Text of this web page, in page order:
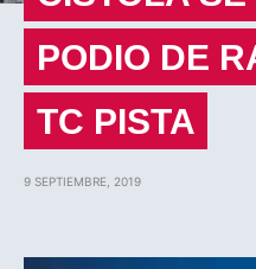
PODIO DE
TC PISTA
9 SEPTIEMBRE, 2019